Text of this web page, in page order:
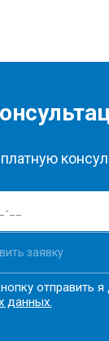
заявку
отправить
данных.